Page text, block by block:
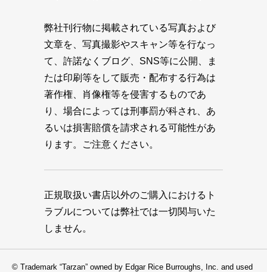
弊社刊行物に掲載されている写真および
文章を、写真撮影やスキャン等を行なっ
て、許諾なくブログ、SNS等に公開、ま
たは印刷等をして販売・配布する行為は
著作権、肖像権等を侵害するものであ
り、場合によっては刑事罰が科され、あ
るいは損害賠償を請求される可能性があ
ります。ご注意ください。
正規取扱い書店以外のご購入におけるト
ラブルについては弊社では一切関与いた
しません。
© Trademark “Tarzan” owned by Edgar Rice Burroughs, Inc. and used